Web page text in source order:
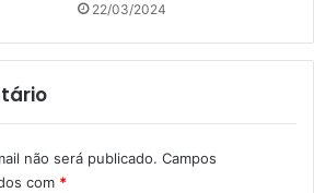
22/03/2024
não será publicado. Campos
com *